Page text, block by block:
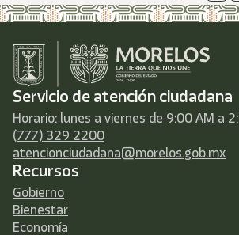
Servicio de atención ciudadana
Horario: lunes a viernes de 9:00 AM a
(777) 329 2200
atencionciudadana@morelos.gob.mx
Recursos
Gobierno
Bienestar
Economía